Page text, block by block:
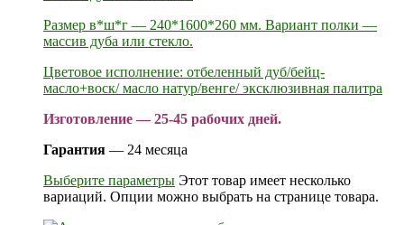
Размер в*ш*г — 240*1600*260 мм. Вариант полки —
массив дуба или стекло.
Цветовое исполнение: отбеленный дуб/бейц-
масло+воск/ масло натур/венге/ эксклюзивная палитра
Изготовление — 25-45 рабочих дней.
Гарантия — 24 месяца
Выберите параметры Этот товар имеет несколько
вариаций. Опции можно выбрать на странице товара.